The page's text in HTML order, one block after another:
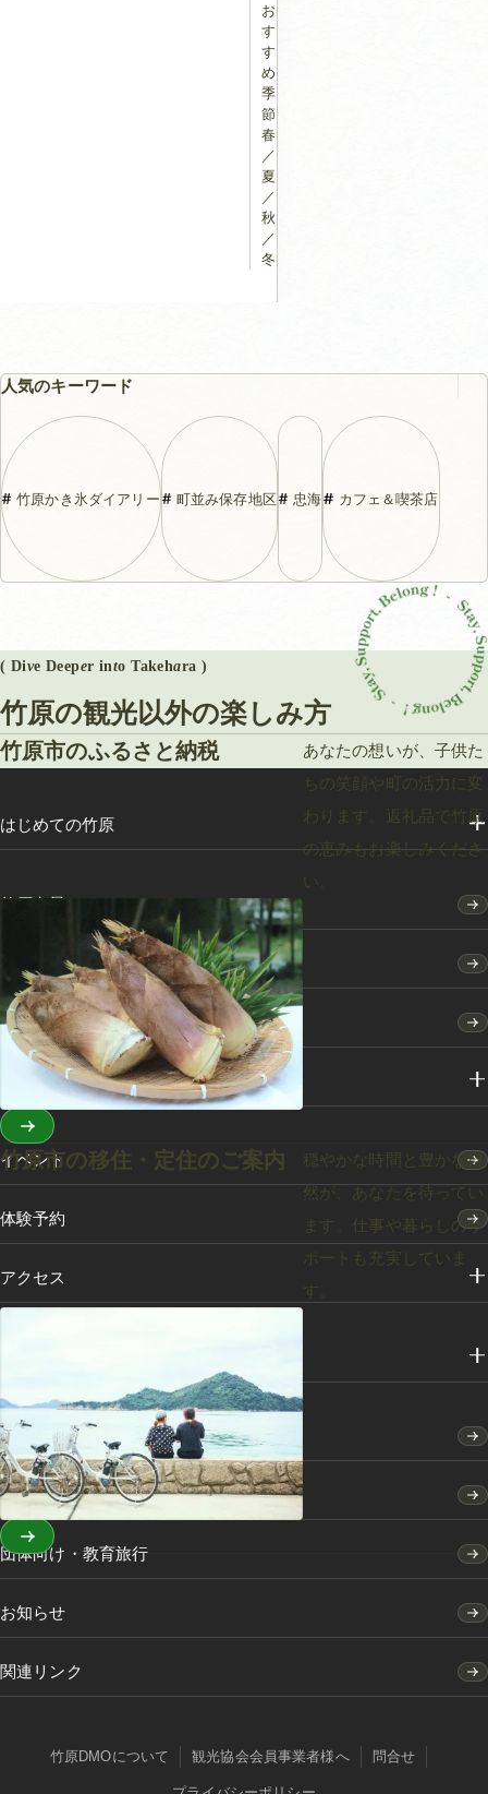
お
す
す
め
季
節：
春
／
夏
／
秋
／
冬
人気のキーワード
竹原かき氷ダイアリー 町並み保存地区 忠海 カフェ＆喫茶店
( Dive Deeper into Takehara )
竹原の観光以外の楽しみ方
竹原市のふるさと納税
あなたの想いが、子供た
ちの笑顔や町の活力に変
わります。返礼品で竹原
の恵みもお楽しみくださ
い。
竹原市の移住・定住のご案内
穏やかな時間と豊かな自
然が、あなたを待ってい
ます。仕事や暮らしのサ
ポートも充実していま
す。
はじめての竹原
モデルコース
特集
スポット・体験
イベント
体験予約
アクセス
竹原市のふるさと納税
竹原市の移住・定住のご案内
団体向け・教育旅行
お知らせ
関連リンク
竹原DMOについて 観光協会会員事業者様へ 問合せ